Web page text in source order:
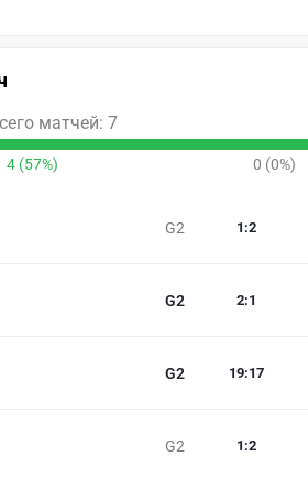
матчей: 7
4 (57%) 0 (0%)
G2 1 :2
G2 2:1
G2 19:17
G2 1 :2